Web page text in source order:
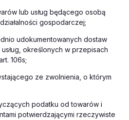
lub usług będącego osobą
gospodarczej;
udokumentowanych dostaw
określonych w przepisach
106s;
ze zwolnienia, o którym
podatku od towarów i
potwierdzającymi rzeczywiste